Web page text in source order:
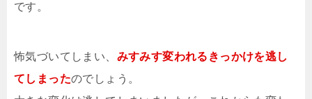
です。
怖気づいてしまい、 みすみす変われるきっかけを逃し
てしまったのでしょう。